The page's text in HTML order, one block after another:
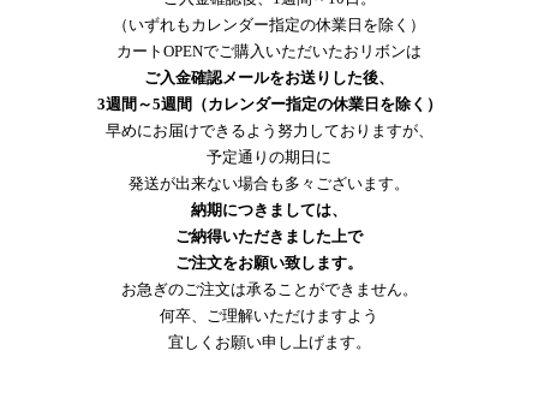
（いずれもカレンダー指定の休業日を除く）
カートOPENでご購入いただいたおリボンは
ご入金確認メールをお送りした後、
3週間～5週間（カレンダー指定の休業日を除く）
早めにお届けできるよう努力しておりますが、
予定通りの期日に
発送が出来ない場合も多々ございます。
納期につきましては、
ご納得いただきました上で
ご注文をお願い致します。
お急ぎのご注文は承ることができません。
何卒、ご理解いただけますよう
宜しくお願い申し上げます。